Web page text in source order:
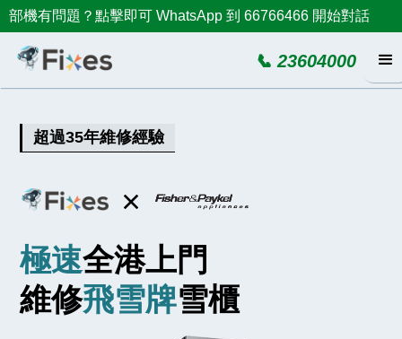
部機有問題？點擊即可 WhatsApp 到 66766466 開始對話
📞 23604000
超過35年維修經驗
極速全港上門
維修飛雪牌雪櫃